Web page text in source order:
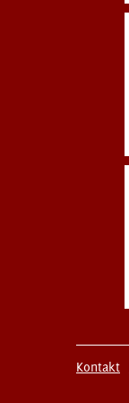
Kontakt